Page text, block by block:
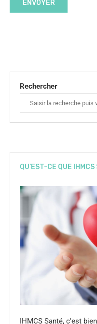
Rechercher
QU’EST-CE QUE
IHMCS Santé, c'est